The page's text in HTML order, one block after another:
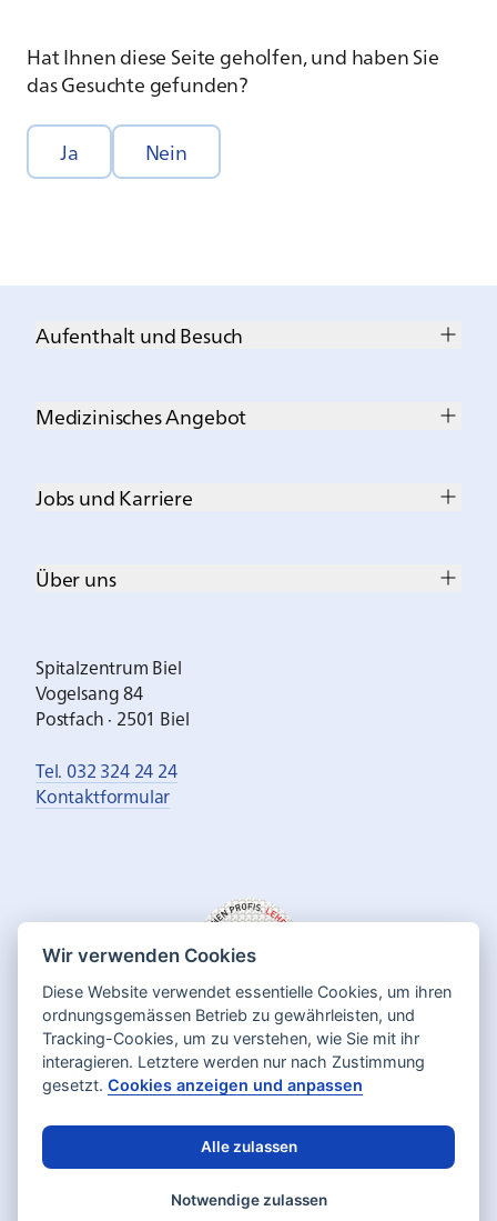
Hat Ihnen diese Seite geholfen, und haben Sie
das Gesuchte gefunden?
Ja Nein
Aufenthalt und Besuch
Medizinisches Angebot
Jobs und Karriere
Über uns
Spitalzentrum Biel
Vogelsang 84
Postfach · 2501 Biel
Tel. 032 324 24 24
Kontaktformular
Deutsch Français
Impressum
Wir verwenden Cookies
Diese Website verwendet essentielle Cookies, um ihren
ordnungsgemässen Betrieb zu gewährleisten, und
Tracking-Cookies, um zu verstehen, wie Sie mit ihr
interagieren. Letztere werden nur nach Zustimmung
gesetzt.Cookies anzeigen und anpassen
Alle zulassen
Notwendige zulassen